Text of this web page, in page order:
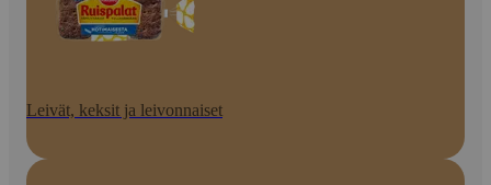
Leivät, keksit ja leivonnaiset